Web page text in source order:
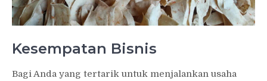
Kesempatan Bisnis
Bagi Anda yang tertarik untuk menjalankan usaha